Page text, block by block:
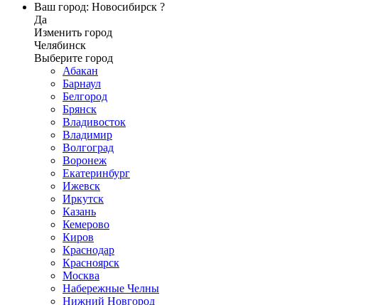
Ваш город: Новосибирск ?
Да
Изменить город
Челябинск
Выберите город
Абакан
Барнаул
Белгород
Брянск
Владивосток
Владимир
Волгоград
Воронеж
Екатеринбург
Ижевск
Иркутск
Казань
Кемерово
Киров
Краснодар
Красноярск
Москва
Набережные Челны
Нижний Новгород